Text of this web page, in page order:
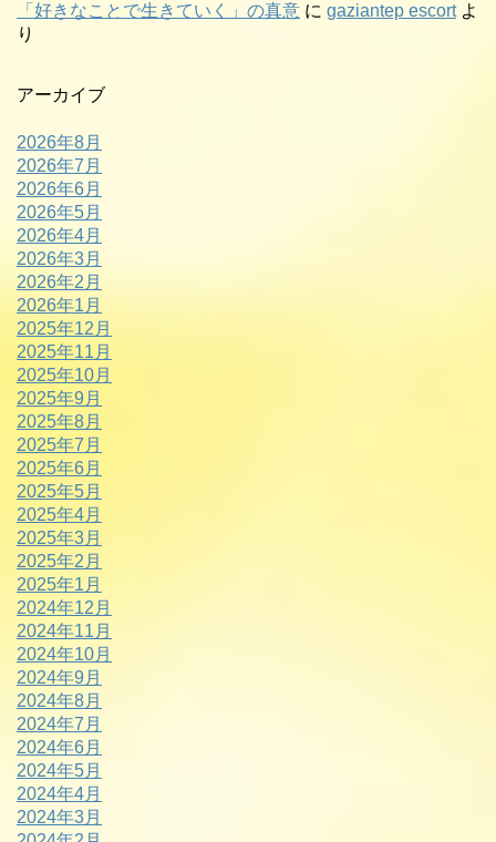
「好きなことで生きていく」の真意 に gaziantep escortよ
り
アーカイブ
2026年8月
2026年7月
2026年6月
2026年5月
2026年4月
2026年3月
2026年2月
2026年1月
2025年12月
2025年11月
2025年10月
2025年9月
2025年8月
2025年7月
2025年6月
2025年5月
2025年4月
2025年3月
2025年2月
2025年1月
2024年12月
2024年11月
2024年10月
2024年9月
2024年8月
2024年7月
2024年6月
2024年5月
2024年4月
2024年3月